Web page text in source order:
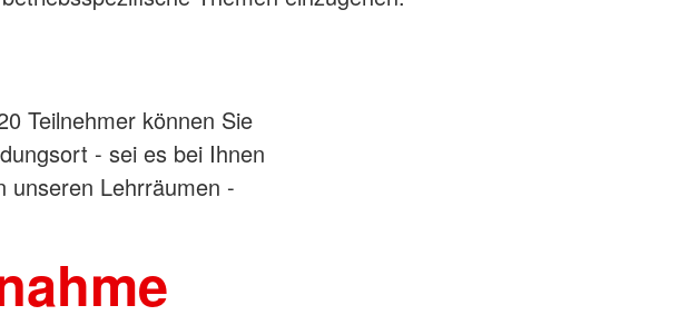
Teilnehmer können Sie
- sei es bei Ihnen
unseren Lehrräumen -